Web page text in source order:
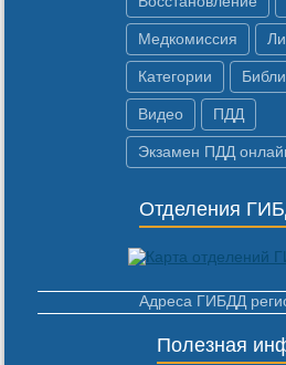
Медкомиссия
Категории
Видео ПДД
Экзамен ПДД
Отделения
Адреса ГИБДД
Полезная